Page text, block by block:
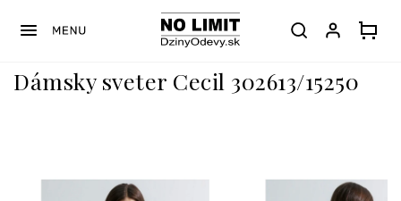
Dámsky sveter Cecil 302613/15250